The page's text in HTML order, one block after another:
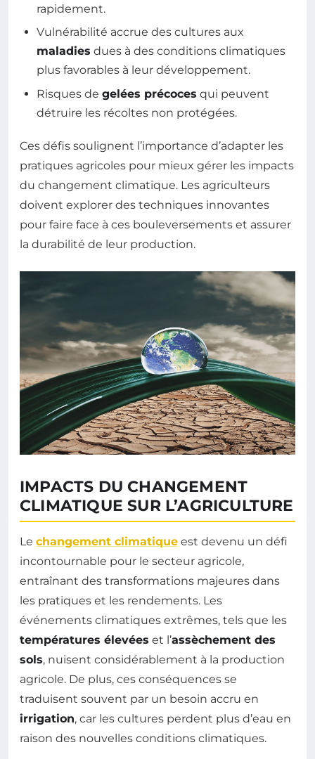
rapidement.
Vulnérabilité accrue des cultures aux
maladies dues à des conditions climatiques
plus favorables à leur développement.
Risques de gelées précoces qui peuvent
détruire les récoltes non protégées.
Ces défis soulignent l’importance d’adapter les
pratiques agricoles pour mieux gérer les impacts
du changement climatique. Les agriculteurs
doivent explorer des techniques innovantes
pour faire face à ces bouleversements et assurer
la durabilité de leur production.
IMPACTS DU CHANGEMENT
CLIMATIQUE SUR L’AGRICULTURE
Le changement climatique est devenu un défi
incontournable pour le secteur agricole,
entraînant des transformations majeures dans
les pratiques et les rendements. Les
événements climatiques extrêmes, tels que les
températures élevées et l’assèchement des
sols, nuisent considérablement à la production
agricole. De plus, ces conséquences se
traduisent souvent par un besoin accru en
irrigation, car les cultures perdent plus d’eau en
raison des nouvelles conditions climatiques.